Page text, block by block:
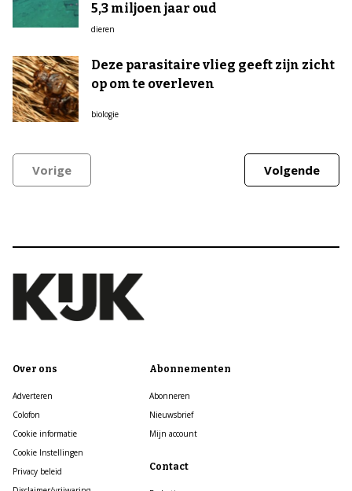
5,3 miljoen jaar oud
dieren
Deze parasitaire vlieg geeft zijn zicht
op om te overleven
biologie
Vorige Volgende
Over ons
Adverteren
Colofon
Cookie informatie
Cookie Instellingen
Privacy beleid
Abonnementen
Abonneren
Nieuwsbrief
Mijn account
Contact